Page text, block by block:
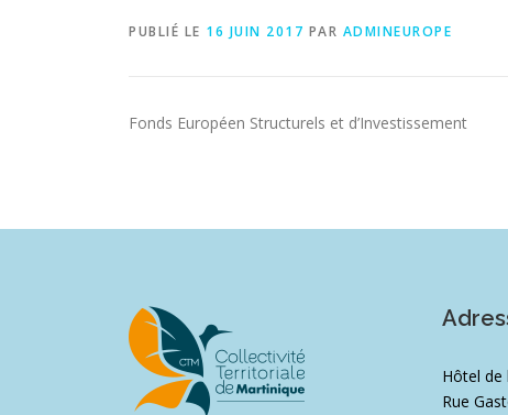
PUBLIÉ LE 16 JUIN 2017 PAR ADMINEUROPE
Fonds Européen Structurels et d’Investissement
Hôtel de
Rue